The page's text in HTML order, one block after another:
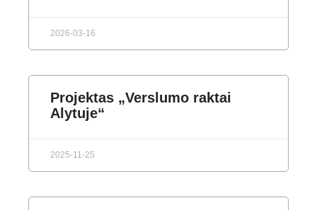
2026-03-16
Projektas „Verslumo raktai
Alytuje“
2025-11-25